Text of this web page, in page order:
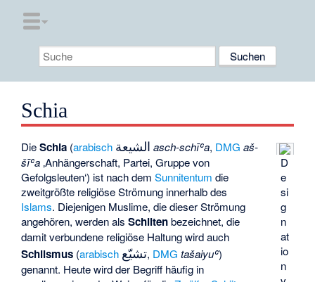
Schia
D
e
si
g
n
at
io
n
DieSchia (arabisch الشيعة asch-schīʿa, DMG aš-
šīʿa ‚Anhängerschaft, Partei, Gruppe von
Gefolgsleuten‘) ist nach demSunnitentum die
zweitgrößte religiöse Strömung innerhalb des
Islams. Diejenigen Muslime, die dieser Strömung
angehören, werden alsSchiitenbezeichnet, die
damit verbundene religiöse Haltung wird auch
Schiismus (arabisch تشيّع, DMG tašaiyuʿ)
genannt. Heute wird der Begriff häufig in